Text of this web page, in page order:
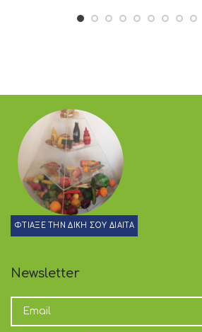
ΦΤΙΑΞΕ ΤΗΝ ΔΙΚΗ ΣΟΥ ΔΙΑΙΤΑ
Newsletter